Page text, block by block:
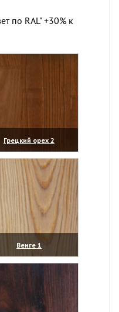
по RAL" +30% к
Грецкий орех 2
(увеличить)
Венге 1
(увеличить)